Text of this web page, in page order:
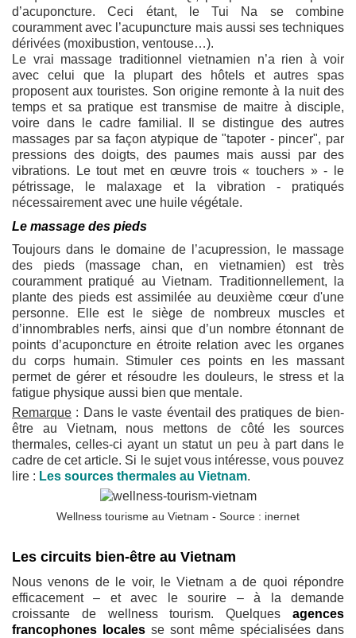
d’acuponcture. Ceci étant, le Tui Na se combine
couramment avec l’acupuncture mais aussi ses techniques
dérivées (moxibustion, ventouse…).
Le vrai massage traditionnel vietnamien n’a rien à voir
avec celui que la plupart des hôtels et autres spas
proposent aux touristes. Son origine remonte à la nuit des
temps et sa pratique est transmise de maitre à disciple,
voire dans le cadre familial. Il se distingue des autres
massages par sa façon atypique de "tapoter - pincer", par
pressions des doigts, des paumes mais aussi par des
vibrations. Le tout met en œuvre trois « touchers » - le
pétrissage, le malaxage et la vibration - pratiqués
nécessairement avec une huile végétale.
Le massage des pieds
Toujours dans le domaine de l’acupression, le massage
des pieds (massage chan, en vietnamien) est très
couramment pratiqué au Vietnam. Traditionnellement, la
plante des pieds est assimilée au deuxième cœur d'une
personne. Elle est le siège de nombreux muscles et
d’innombrables nerfs, ainsi que d’un nombre étonnant de
points d’acuponcture en étroite relation avec les organes
du corps humain. Stimuler ces points en les massant
permet de gérer et résoudre les douleurs, le stress et la
fatigue physique aussi bien que mentale.
Remarque : Dans le vaste éventail des pratiques de bien-
être au Vietnam, nous mettons de côté les sources
thermales, celles-ci ayant un statut un peu à part dans le
cadre de cet article. Si le sujet vous intéresse, vous pouvez
lire : Les sources thermales au Vietnam.
Wellness tourisme au Vietnam - Source : inernet
Les circuits bien-être au Vietnam
Nous venons de le voir, le Vietnam a de quoi répondre
efficacement – et avec le sourire – à la demande
croissante de wellness tourism. Quelques agences
francophones locales se sont même spécialisées dans